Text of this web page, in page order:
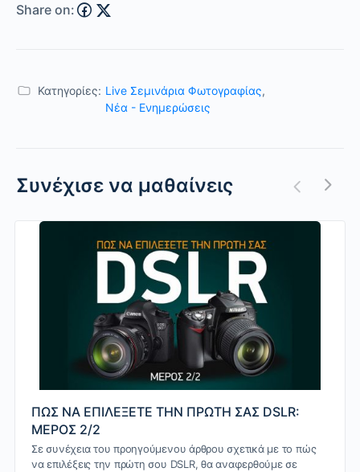
Share on:
Κατηγορίες: Live Σεμινάρια Φωτογραφίας,
Nέα - Ενημερώσεις
Συνέχισε να μαθαίνεις
ΠΩΣ ΝΑ ΕΠΙΛΕΞΕΤΕ ΤΗΝ ΠΡΩΤΗ ΣΑΣ DSLR:
ΜΕΡΟΣ 2/2
Σε συνέχεια του προηγούμενου άρθρου σχετικά με το πώς
να επιλέξεις την πρώτη σου DSLR, θα αναφερθούμε σε